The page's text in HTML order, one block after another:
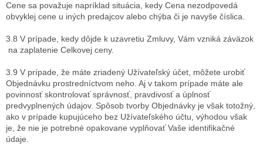
Cene sa považuje napríklad situácia, kedy Cena nezodpovedá
obvyklej cene u iných predajcov alebo chýba či je navyše číslica.
3.8 V prípade, kedy dôjde k uzavretiu Zmluvy, Vám vzniká záväzok
na zaplatenie Celkovej ceny.
3.9 V prípade, že máte zriadený Užívateľský účet, môžete urobiť
Objednávku prostredníctvom neho. Aj v takom prípade máte ale
povinnosť skontrolovať správnosť, pravdivosť a úplnosť
predvyplnených údajov. Spôsob tvorby Objednávky je však totožný,
ako v prípade kupujúceho bez Užívateľského účtu, výhodou však
je, že nie je potrebné opakovane vyplňovať Vaše identifikačné
údaje.